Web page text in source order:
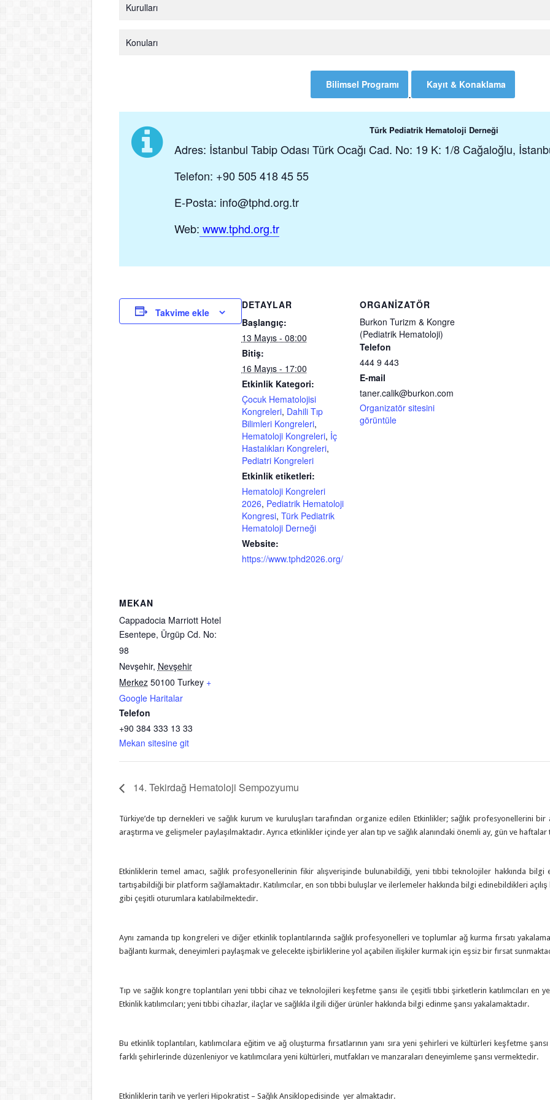
Kurulları
Konuları
Bilimsel Programı
.
Kayıt & Konaklama
Türk Pediatrik Hematoloji Derneği
Adres: İstanbul Tabip Odası Türk Ocağı Cad. No: 19 K: 1/8 Cağaloğlu,
Telefon: +90 505 418 45 55
E-Posta: info@tphd.org.tr
Web: www.tphd.org.tr
Takvime ekle
DETAYLAR
Başlangıç:
13 Mayıs - 08:00
Bitiş:
16 Mayıs - 17:00
Etkinlik Kategori:
Çocuk Hematolojisi
Kongreleri, Dahili Tıp
Bilimleri Kongreleri,
Hematoloji Kongreleri, İç
Hastalıkları Kongreleri,
Pediatri Kongreleri
Etkinlik etiketleri:
Hematoloji Kongreleri
2026, Pediatrik Hematoloji
Kongresi, Türk Pediatrik
Hematoloji Derneği
Website:
https://www.tphd2026.org/
ORGANIZATÖR
Burkon Turizm & Kongre
(Pediatrik Hematoloji)
Telefon
444 9 443
E-mail
taner.calik@burkon.com
Organizatör sitesini
görüntüle
MEKAN
Cappadocia Marriott Hotel
Esentepe, Ürgüp Cd. No:
98
Nevşehir, Nevşehir
Merkez 50100 Turkey +
Google Haritalar
Telefon
+90 384 333 13 33
Mekan sitesine git
14. Tekirdağ Hematoloji Sempozyumu
Türkiye’de tıp dernekleri ve sağlık kurum ve kuruluşları tarafından organize edilen Etkinlikler; sağlık profesyonellerini
araştırma ve gelişmeler paylaşılmaktadır. Ayrıca etkinlikler içinde yer alan tıp ve sağlık alanındaki önemli ay, gün ve
Etkinliklerin temel amacı, sağlık profesyonellerinin fikir alışverişinde bulunabildiği, yeni tıbbi teknolojiler hakkında bilgi
tartışabildiği bir platform sağlamaktadır. Katılımcılar, en son tıbbi buluşlar ve ilerlemeler hakkında bilgi edinebildikleri
gibi çeşitli oturumlara katılabilmektedir.
Aynı zamanda tıp kongreleri ve diğer etkinlik toplantılarında sağlık profesyonelleri ve toplumlar ağ kurma fırsatı
bağlantı kurmak, deneyimleri paylaşmak ve gelecekte işbirliklerine yol açabilen ilişkiler kurmak için eşsiz bir fırsat
Tıp ve sağlık kongre toplantıları yeni tıbbi cihaz ve teknolojileri keşfetme şansı ile çeşitli tıbbi şirketlerin katılımcıları
Etkinlik katılımcıları; yeni tıbbi cihazlar, ilaçlar ve sağlıkla ilgili diğer ürünler hakkında bilgi edinme şansı yakalamaktadır.
Bu etkinlik toplantıları, katılımcılara eğitim ve ağ oluşturma fırsatlarının yanı sıra yeni şehirleri ve kültürleri keşfetme
farklı şehirlerinde düzenleniyor ve katılımcılara yeni kültürleri, mutfakları ve manzaraları deneyimleme şansı vermektedir.
Etkinliklerin tarih ve yerleri Hipokratist – Sağlık Ansiklopedisinde yer almaktadır.